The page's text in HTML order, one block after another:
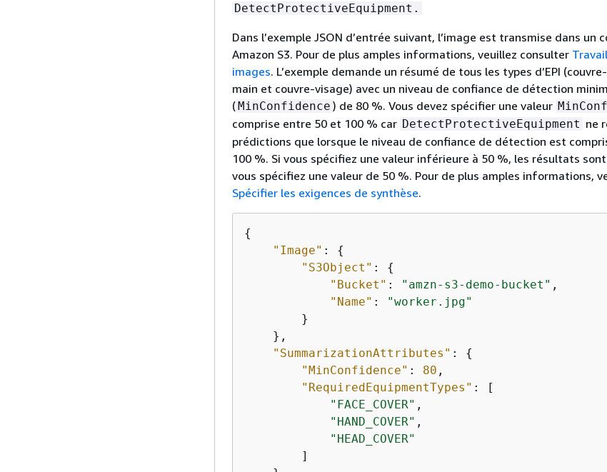
DetectProtectiveEquipment.
Dans l’exemple JSON d’entrée suivant, l’image est transmise dans un
Amazon S3. Pour de plus amples informations, veuillez consulter
images. L’exemple demande un résumé de tous les types d’EPI
main et couvre-visage) avec un niveau de confiance de détection
(MinConfidence ) de 80 %. Vous devez spécifier une valeur
comprise entre 50 et 100 % car DetectProtectiveEquipment ne
prédictions que lorsque le niveau de confiance de détection est
100 %. Si vous spécifiez une valeur inférieure à 50 %, les résultats
vous spécifiez une valeur de 50 %. Pour de plus amples informations,
Spécifier les exigences de synthèse.
{
"Image" : {
"S3Object" : {
"Bucket" : "amzn-s3-demo-bucket" ,
"Name" :
"worker.jpg"
        }
    },
"SummarizationAttributes" : {
"MinConfidence" : 80 ,
"RequiredEquipmentTypes" : [
"FACE_COVER" ,
"HAND_COVER" ,
"HEAD_COVER"
        ]